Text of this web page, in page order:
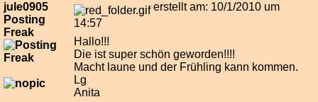
jule0905
Posting
Freak
erstellt am: 10/1/2010 um
14:57
Hallo!!!
Die ist super schön geworden!!!!
Macht laune und der Frühling kann kommen.
Lg
Anita